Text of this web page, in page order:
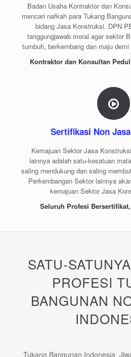
Badan Usaha Kontraktor dan
mencari nafkah para Tukang
bidang Jasa Konstruksi. DPN
tanggungjawab moral agar sektor
tumbuh, berkembang dan maju
Kontraktor dan Konsultan
Sertifikasi Non
Kemajuan Sektor Jasa
lainnya adalah satu-kesatuan
saling mendukung dan saling
Perkembangan Sektor lainnya
kemajuan Sektor Jasa
Seluruh Profesi
SATU-
PROFESI
BANGUNAN
Tukang Bangunan Indonesia,